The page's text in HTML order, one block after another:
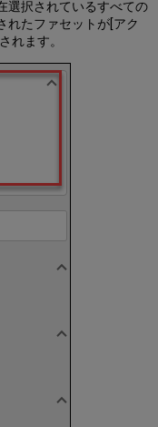
選択されているすべての
れたファセットが[アク
れます。